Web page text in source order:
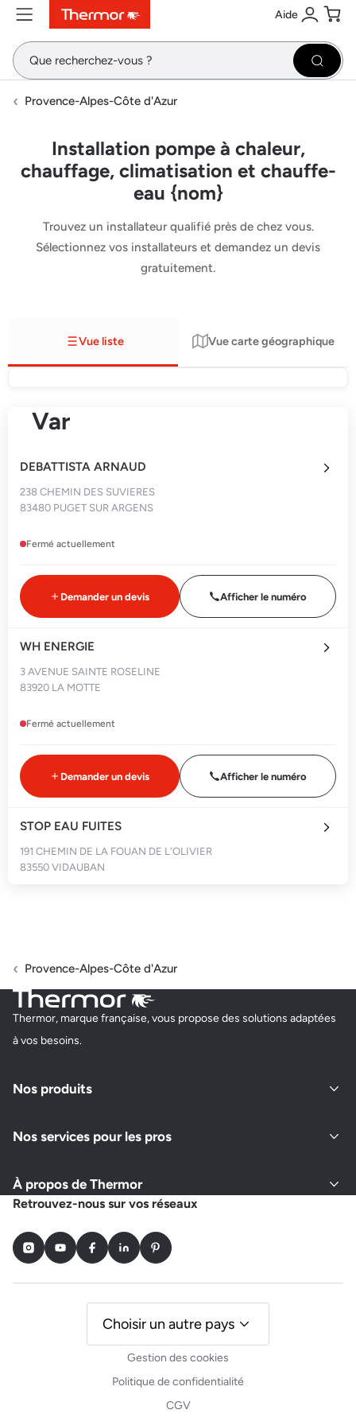
ContenuMenuRecherche Aide
Se
Provence-Alpes-Côte d'Azur
Installation pompe à chaleur,
chauffage, climatisation et chauffe-
eau {nom}
Trouvez un installateur qualifié près de chez vous.
Sélectionnez vos installateurs et demandez un devis
gratuitement.
Vue liste Vue carte géographique
Var
DEBATTISTA ARNAUD
238 CHEMIN DES SUVIERES
83480 PUGET SUR ARGENS
Fermé actuellement
Demander un devis Afficher le numéro
WH ENERGIE
3 AVENUE SAINTE ROSELINE
83920 LA MOTTE
Fermé actuellement
Demander un devis Afficher le numéro
STOP EAU FUITES
191 CHEMIN DE LA FOUAN DE L'OLIVIER
83550 VIDAUBAN
ATELIER D'EAU
83310 COGOLIN
Fermé actuellement
Demander un devis
RS PLOMBERIE DU GOLFE
QUAI LES SAQUEDES, GALERIE AMBRE MARINE, LA BEAUMETTE
Fermé actuellement
831 CHEMIN DE PALAYSON, QUARTIER BELLEVUE
83520 ROQUEBRUNE SUR ARGENS
Provence-Alpes-Côte d'Azur
Thermor, marque française, vous propose des solutions adaptées
à vos besoins.
Nos produits
Nos services pour les pros
À propos de Thermor
Retrouvez-nous sur vos réseaux
InstagramYoutubeFacebookLinkedInPinterest
Gestion des cookies
Politique de confidentialité
CGV
Choisir un autre pays